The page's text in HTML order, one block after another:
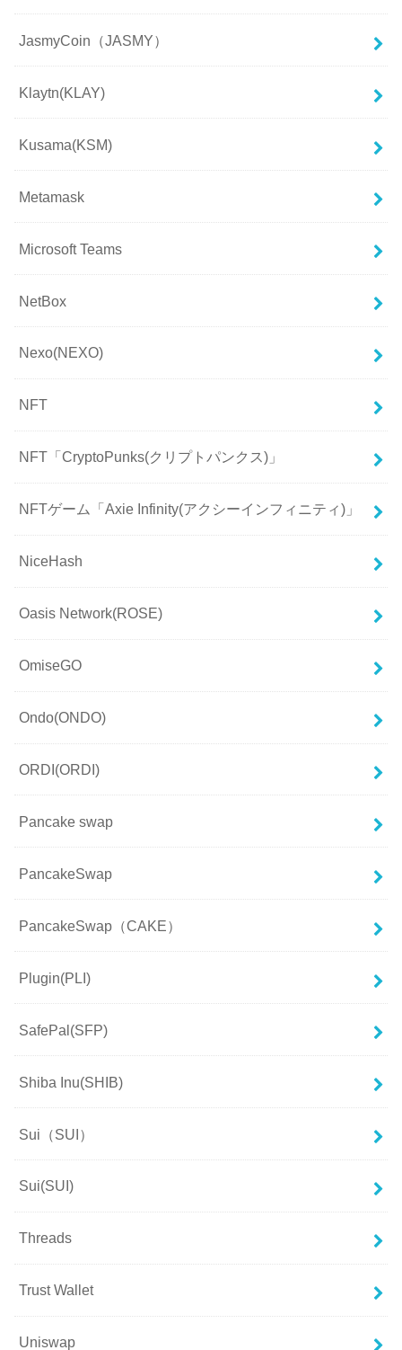
JasmyCoin（JASMY）
Klaytn(KLAY)
Kusama(KSM)
Metamask
Microsoft Teams
NetBox
Nexo(NEXO)
NFT
NFT「CryptoPunks(クリプトパンクス)」
NFTゲーム「Axie Infinity(アクシーインフィニティ)」
NiceHash
Oasis Network(ROSE)
OmiseGO
Ondo(ONDO)
ORDI(ORDI)
Pancake swap
PancakeSwap
PancakeSwap（CAKE）
Plugin(PLI)
SafePal(SFP)
Shiba Inu(SHIB)
Sui（SUI）
Sui(SUI)
Threads
Trust Wallet
Uniswap